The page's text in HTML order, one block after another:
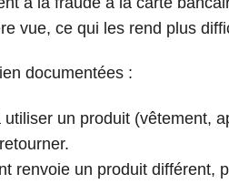
vue, ce qui les rend plus
documentées :
utiliser un produit (vêtement,
renvoie un produit différent,